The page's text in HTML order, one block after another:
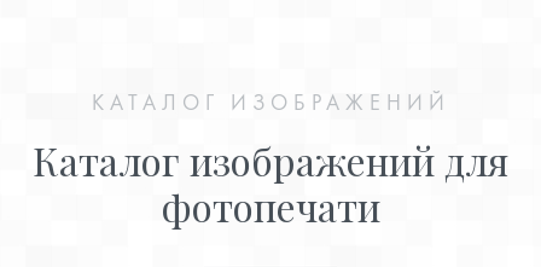
КАТАЛОГ ИЗОБРАЖЕНИЙ
Каталог изображений для
фотопечати